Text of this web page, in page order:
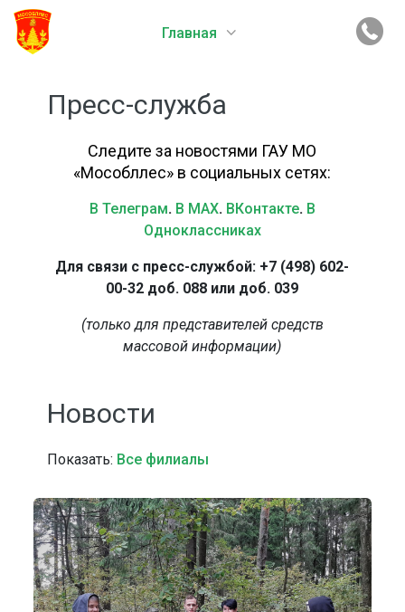
Главная
Пресс-служба
Следите за новостями ГАУ МО
«Мособллес» в социальных сетях:
В Телеграм. В MAX. ВКонтакте. В
Одноклассниках
Для связи с пресс-службой: +7 (498) 602-
00-32 доб. 088 или доб. 039
(только для представителей средств
массовой информации)
Новости
Показать: Все филиалы